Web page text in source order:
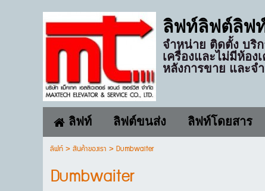
ลิฟท์ลิฟต์ลิฟ
จำหน่าย ติดตั้ง บริ
เครื่องและไม่มีห้อ
หลังการขาย และจ
ลิฟท์ ลิฟต์ขนส่ง ลิฟท์โดยสาร
ลิฟท์>สินค้าของเรา >Dumbwaiter
Dumbwaiter